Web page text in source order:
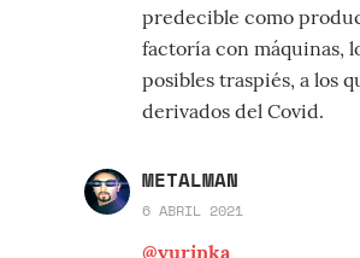
predecible como
factoría con máquinas,
posibles traspiés, a los
derivados del Covid.
METALMAN
6 ABRIL 2021
@yurinka